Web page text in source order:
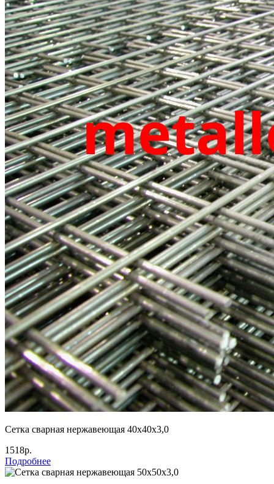
Сетка сварная нержавеющая 40х40х3,0
1518р.
Подробнее